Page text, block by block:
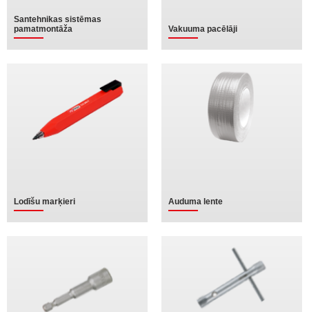
Santehnikas sistēmas
pamatmontāža
Vakuuma pacēlāji
Lodīšu marķieri Auduma lente